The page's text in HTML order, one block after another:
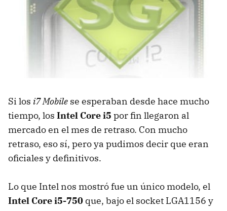
Si los i7 Mobile se esperaban desde hace mucho
tiempo, los Intel Core i5 por fin llegaron al
mercado en el mes de retraso. Con mucho
retraso, eso sí, pero ya pudimos decir que eran
oficiales y definitivos.
Lo que Intel nos mostró fue un único modelo, el
Intel Core i5-750 que, bajo el socket LGA1156 y